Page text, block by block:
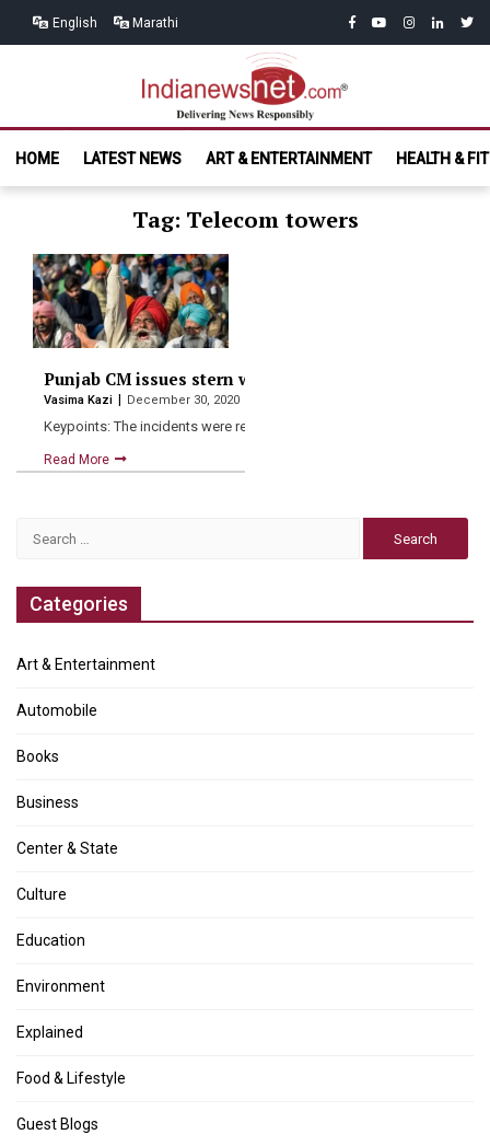
English Marathi facebook
youtubeinstagram
linkedin
India News
Net.com
HOME
LATEST NEWS ART & ENTERTAINMENT HEALTH &
Tag: Telecom towers
Punjab CM issues stern warning over 1,500 mobile
Vasima Kazi December 30, 2020
Keypoints: The incidents were reported from Mansa, Barnala,
Read More
Categories
Art & Entertainment
Automobile
Books
Business
Center & State
Culture
Education
Environment
Explained
Food & Lifestyle
Guest Blogs